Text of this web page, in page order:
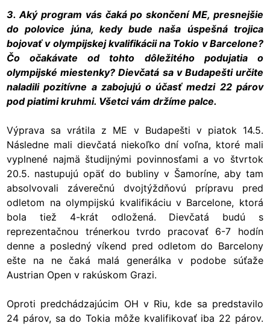
3. Aký program vás čaká po skončení ME, presnejšie
do polovice júna, kedy bude naša úspešná trojica
bojovať v olympijskej kvalifikácii na Tokio v Barcelone?
Čo očakávate od tohto dôležitého podujatia o
olympijské miestenky? Dievčatá sa v Budapešti určite
naladili pozitívne a zabojujú o účasť medzi 22 párov
pod piatimi kruhmi. Všetci vám držíme palce.
Výprava sa vrátila z ME v Budapešti v piatok 14.5.
Následne mali dievčatá niekoľko dní voľna, ktoré mali
vyplnené najmä študijnými povinnosťami a vo štvrtok
20.5. nastupujú opäť do bubliny v Šamoríne, aby tam
absolvovali záverečnú dvojtýždňovú prípravu pred
odletom na olympijskú kvalifikáciu v Barcelone, ktorá
bola tiež 4-krát odložená. Dievčatá budú s
reprezentačnou trénerkou tvrdo pracovať 6-7 hodín
denne a posledný víkend pred odletom do Barcelony
ešte na ne čaká malá generálka v podobe súťaže
Austrian Open v rakúskom Grazi.
Oproti predchádzajúcim OH v Riu, kde sa predstavilo
24 párov, sa do Tokia môže kvalifikovať iba 22 párov.